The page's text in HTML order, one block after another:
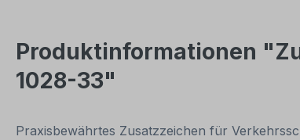
Produktinformationen
1028-33"
Praxisbewährtes Zusatzzeichen für